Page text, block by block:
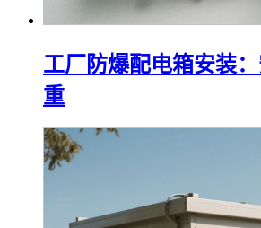
工厂防爆配电箱安装
重